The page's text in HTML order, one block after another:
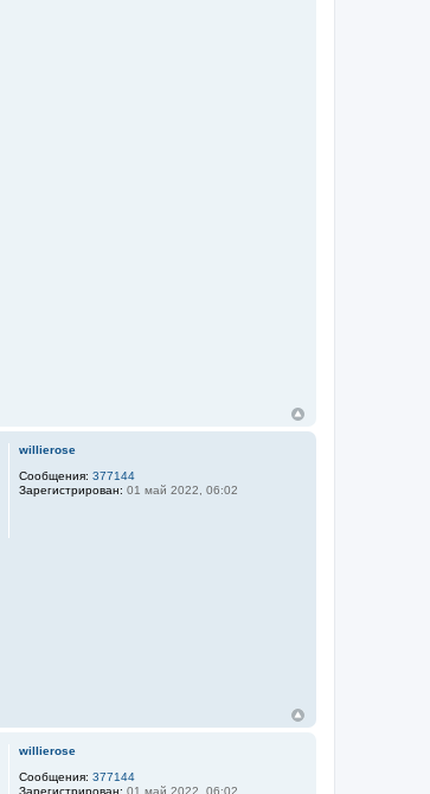
willierose
Сообщения: 377144
Зарегистрирован: 01 май 2022, 06:02
willierose
Сообщения: 377144
Зарегистрирован: 01 май 2022, 06:02